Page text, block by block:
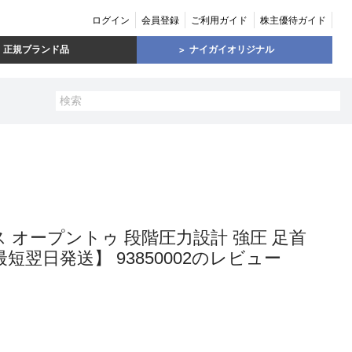
ログイン 会員登録 ご利用ガイド 株主優待ガイド
正規ブランド品 ナイガイオリジナル
ープントゥ 段階圧力設計 強圧 足首
翌日発送】 93850002のレビュー